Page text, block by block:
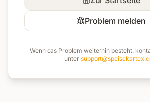
Problem melden
Wenn das Problem weiterhin besteht,
unter